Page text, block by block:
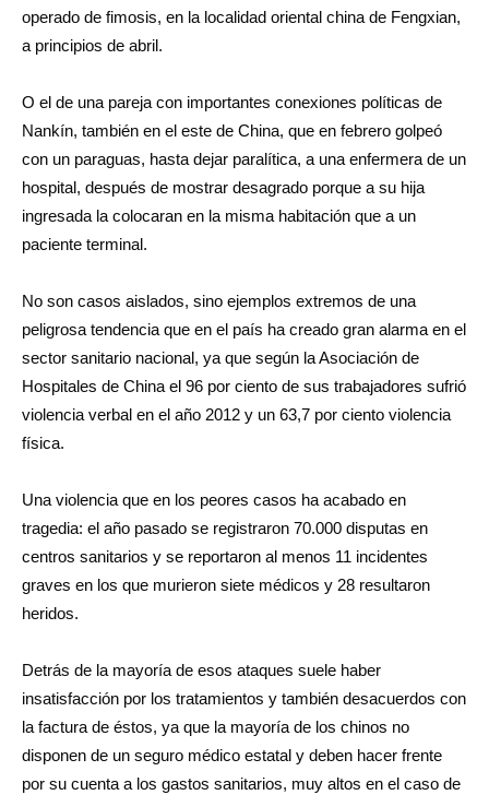
operado de fimosis, en la localidad oriental china de Fengxian,
a principios de abril.
O el de una pareja con importantes conexiones políticas de
Nankín, también en el este de China, que en febrero golpeó
con un paraguas, hasta dejar paralítica, a una enfermera de un
hospital, después de mostrar desagrado porque a su hija
ingresada la colocaran en la misma habitación que a un
paciente terminal.
No son casos aislados, sino ejemplos extremos de una
peligrosa tendencia que en el país ha creado gran alarma en el
sector sanitario nacional, ya que según la Asociación de
Hospitales de China el 96 por ciento de sus trabajadores sufrió
violencia verbal en el año 2012 y un 63,7 por ciento violencia
física.
Una violencia que en los peores casos ha acabado en
tragedia: el año pasado se registraron 70.000 disputas en
centros sanitarios y se reportaron al menos 11 incidentes
graves en los que murieron siete médicos y 28 resultaron
heridos.
Detrás de la mayoría de esos ataques suele haber
insatisfacción por los tratamientos y también desacuerdos con
la factura de éstos, ya que la mayoría de los chinos no
disponen de un seguro médico estatal y deben hacer frente
por su cuenta a los gastos sanitarios, muy altos en el caso de